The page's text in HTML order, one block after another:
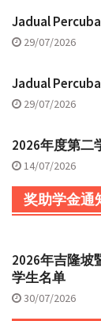
Jadual
29/07/2026
Jadual
29/07/2026
2026年度第二
14/07/2026
奖助学金通
2026年吉隆坡
学生名单
30/07/2026